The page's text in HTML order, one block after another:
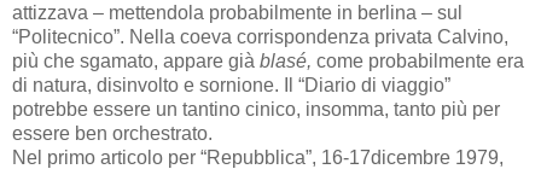
attizzava – mettendola probabilmente in berlina – sul
“Politecnico”. Nella coeva corrispondenza privata Calvino,
più che sgamato, appare già blasé, come probabilmente era
di natura, disinvolto e sornione. Il “Diario di viaggio”
potrebbe essere un tantino cinico, insomma, tanto più per
essere ben orchestrato.
Nel primo articolo per “Repubblica”, 16-17dicembre 1979,